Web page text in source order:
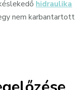
hidraulika
nem karbantartott